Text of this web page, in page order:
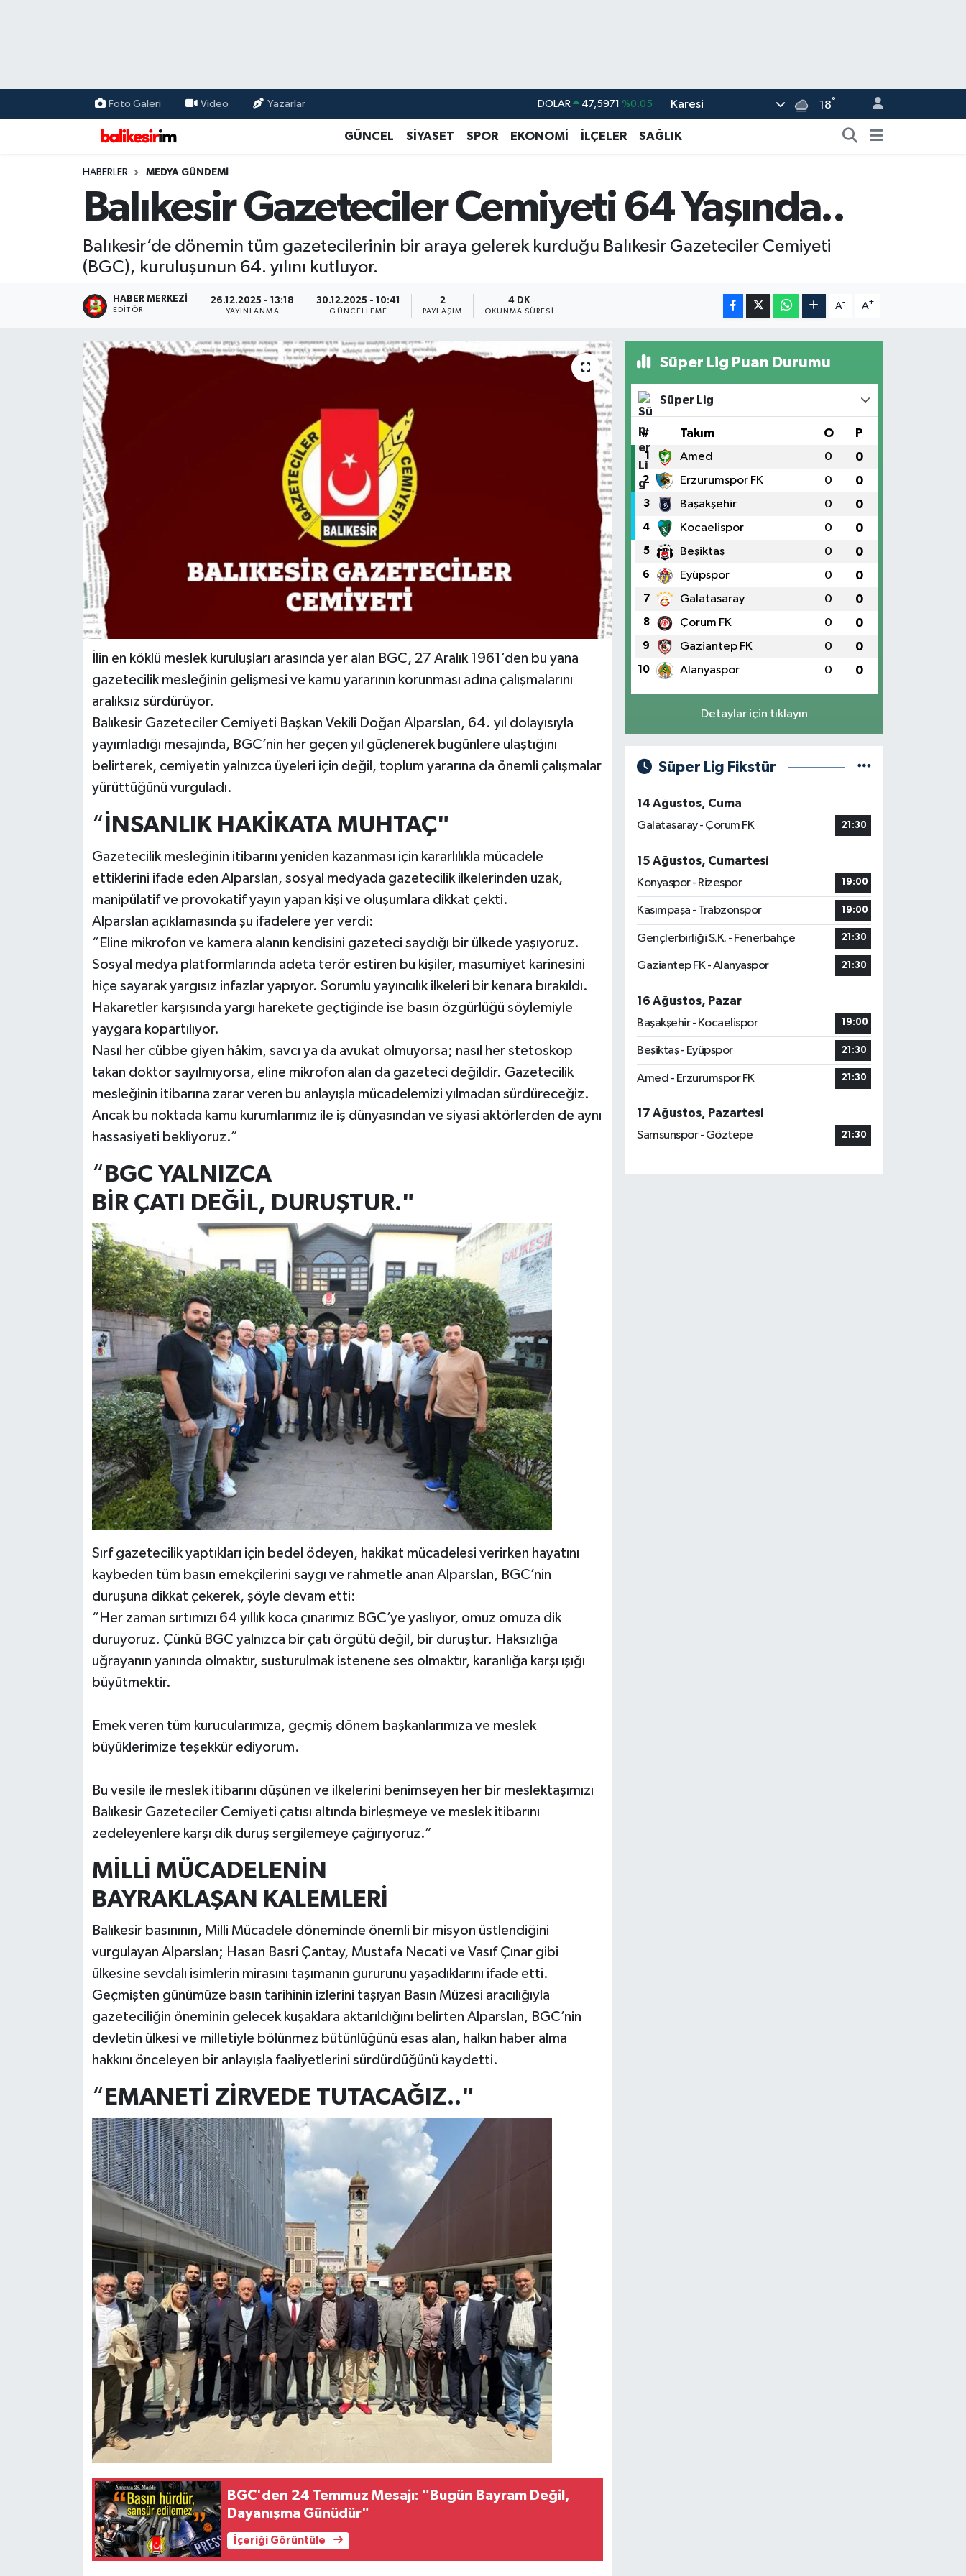
Foto Galeri Video Yazarlar DOLAR 47,5971 %0.05
EURO 55,1336 %0.18
BİST100 13.703 %0
Karesi 18°
GÜNCEL SİYASET SPOR EKONOMİ İLÇELER SAĞLIK
HABERLER MEDYA GÜNDEMİ
Balıkesir Gazeteciler Cemiyeti 64 Yaşında..
Balıkesir’de dönemin tüm gazetecilerinin bir araya gelerek kurduğu Balıkesir Gazeteciler Cemiyeti
(BGC), kuruluşunun 64. yılını kutluyor.
HABER MERKEZI
EDITÖR
26.12.2025 - 13:18
YAYINLANMA
30.12.2025 - 10:41
GÜNCELLEME
2
PAYLAŞIM
4 DK
OKUNMA SÜRESI
A- A+
İlin en köklü meslek kuruluşları arasında yer alan BGC, 27 Aralık 1961’den bu yana
gazetecilik mesleğinin gelişmesi ve kamu yararının korunması adına çalışmalarını
aralıksız sürdürüyor.
Balıkesir Gazeteciler Cemiyeti Başkan Vekili Doğan Alparslan, 64. yıl dolayısıyla
yayımladığı mesajında, BGC’nin her geçen yıl güçlenerek bugünlere ulaştığını
belirterek, cemiyetin yalnızca üyeleri için değil, toplum yararına da önemli çalışmalar
yürüttüğünü vurguladı.
“ İNSANLIK HAKİKATA MUHTAÇ"
Gazetecilik mesleğinin itibarını yeniden kazanması için kararlılıkla mücadele
ettiklerini ifade eden Alparslan, sosyal medyada gazetecilik ilkelerinden uzak,
manipülatif ve provokatif yayın yapan kişi ve oluşumlara dikkat çekti.
Alparslan açıklamasında şu ifadelere yer verdi:
“Eline mikrofon ve kamera alanın kendisini gazeteci saydığı bir ülkede yaşıyoruz.
Sosyal medya platformlarında adeta terör estiren bu kişiler, masumiyet karinesini
hiçe sayarak yargısız infazlar yapıyor. Sorumlu yayıncılık ilkeleri bir kenara bırakıldı.
Hakaretler karşısında yargı harekete geçtiğinde ise basın özgürlüğü söylemiyle
yaygara kopartılıyor.
Nasıl her cübbe giyen hâkim, savcı ya da avukat olmuyorsa; nasıl her stetoskop
takan doktor sayılmıyorsa, eline mikrofon alan da gazeteci değildir. Gazetecilik
mesleğinin itibarına zarar veren bu anlayışla mücadelemizi yılmadan sürdüreceğiz.
Ancak bu noktada kamu kurumlarımız ile iş dünyasından ve siyasi aktörlerden de aynı
hassasiyeti bekliyoruz.”
“ BGC YALNIZCA
BİR ÇATI DEĞİL, DURUŞTUR."
Sırf gazetecilik yaptıkları için bedel ödeyen, hakikat mücadelesi verirken hayatını
kaybeden tüm basın emekçilerini saygı ve rahmetle anan Alparslan, BGC’nin
duruşuna dikkat çekerek, şöyle devam etti:
“Her zaman sırtımızı 64 yıllık koca çınarımız BGC’ye yaslıyor, omuz omuza dik
duruyoruz. Çünkü BGC yalnızca bir çatı örgütü değil, bir duruştur. Haksızlığa
uğrayanın yanında olmaktır, susturulmak istenene ses olmaktır, karanlığa karşı ışığı
büyütmektir.
Emek veren tüm kurucularımıza, geçmiş dönem başkanlarımıza ve meslek
büyüklerimize teşekkür ediyorum.
Bu vesile ile meslek itibarını düşünen ve ilkelerini benimseyen her bir meslektaşımızı
Balıkesir Gazeteciler Cemiyeti çatısı altında birleşmeye ve meslek itibarını
zedeleyenlere karşı dik duruş sergilemeye çağırıyoruz.”
MİLLİ MÜCADELENİN
BAYRAKLAŞAN KALEMLERİ
Balıkesir basınının, Milli Mücadele döneminde önemli bir misyon üstlendiğini
vurgulayan Alparslan; Hasan Basri Çantay, Mustafa Necati ve Vasıf Çınar gibi
ülkesine sevdalı isimlerin mirasını taşımanın gururunu yaşadıklarını ifade etti.
Geçmişten günümüze basın tarihinin izlerini taşıyan Basın Müzesi aracılığıyla
gazeteciliğin öneminin gelecek kuşaklara aktarıldığını belirten Alparslan, BGC’nin
devletin ülkesi ve milletiyle bölünmez bütünlüğünü esas alan, halkın haber alma
hakkını önceleyen bir anlayışla faaliyetlerini sürdürdüğünü kaydetti.
“ EMANETİ ZİRVEDE TUTACAĞIZ.."
BGC'den 24 Temmuz Mesajı: "Bugün Bayram Değil,
Dayanışma Günüdür"
İçeriği Görüntüle
Süper Lig Puan Durumu
Süper Lig
# Takım O P
1 Amed 0 0
2 Erzurumspor FK 0 0
3 Başakşehir 0 0
4 Kocaelispor 0 0
5 Beşiktaş 0 0
6 Eyüpspor 0 0
7 Galatasaray 0 0
8 Çorum FK 0 0
9 Gaziantep FK 0 0
10 Alanyaspor 0 0
Detaylar için tıklayın
Süper Lig Fikstür
14 Ağustos, Cuma
Galatasaray - Çorum FK
21:30
15 Ağustos, Cumartesi
Konyaspor - Rizespor
19:00
Kasımpaşa - Trabzonspor 19:00
Gençlerbirliği S.K. - Fenerbahçe 21:30
Gaziantep FK - Alanyaspor 21:30
16 Ağustos, Pazar
Başakşehir - Kocaelispor
19:00
Beşiktaş - Eyüpspor 21:30
Amed - Erzurumspor FK 21:30
17 Ağustos, Pazartesi
Samsunspor - Göztepe
21:30